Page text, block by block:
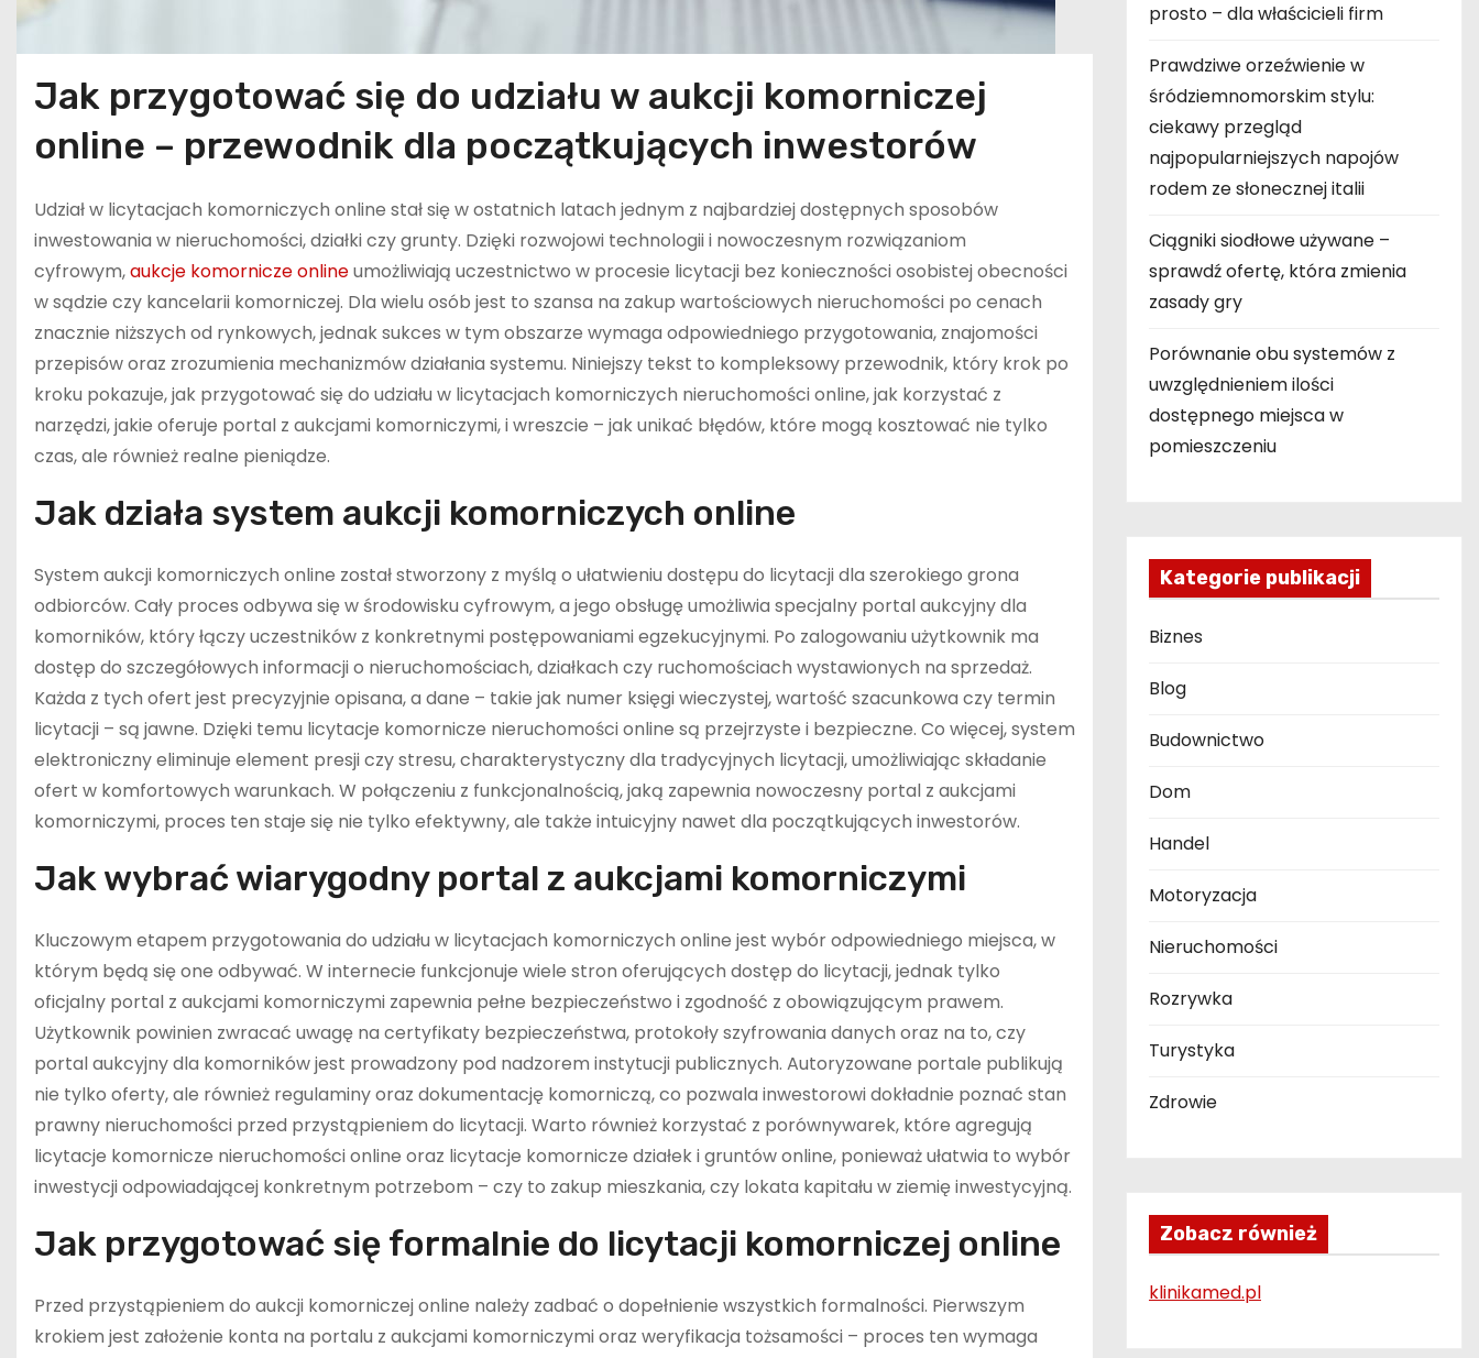
Jak przygotować się do udziału w aukcji komorniczej
online – przewodnik dla początkujących inwestorów
Udział w licytacjach komorniczych online stał się w ostatnich latach jednym z najbardziej dostępnych sposobów
inwestowania w nieruchomości, działki czy grunty. Dzięki rozwojowi technologii i nowoczesnym rozwiązaniom
cyfrowym,aukcje komornicze onlineumożliwiają uczestnictwo w procesie licytacji bez konieczności osobistej obecności
w sądzie czy kancelarii komorniczej. Dla wielu osób jest to szansa na zakup wartościowych nieruchomości po cenach
znacznie niższych od rynkowych, jednak sukces w tym obszarze wymaga odpowiedniego przygotowania, znajomości
przepisów oraz zrozumienia mechanizmów działania systemu. Niniejszy tekst to kompleksowy przewodnik, który krok po
kroku pokazuje, jak przygotować się do udziału w licytacjach komorniczych nieruchomości online, jak korzystać z
narzędzi, jakie oferuje portal z aukcjami komorniczymi, i wreszcie – jak unikać błędów, które mogą kosztować nie tylko
czas, ale również realne pieniądze.
Jak działa system aukcji komorniczych online
System aukcji komorniczych online został stworzony z myślą o ułatwieniu dostępu do licytacji dla szerokiego grona
odbiorców. Cały proces odbywa się w środowisku cyfrowym, a jego obsługę umożliwia specjalny portal aukcyjny dla
komorników, który łączy uczestników z konkretnymi postępowaniami egzekucyjnymi. Po zalogowaniu użytkownik ma
dostęp do szczegółowych informacji o nieruchomościach, działkach czy ruchomościach wystawionych na sprzedaż.
Każda z tych ofert jest precyzyjnie opisana, a dane – takie jak numer księgi wieczystej, wartość szacunkowa czy termin
licytacji – są jawne. Dzięki temu licytacje komornicze nieruchomości online są przejrzyste i bezpieczne. Co więcej, system
elektroniczny eliminuje element presji czy stresu, charakterystyczny dla tradycyjnych licytacji, umożliwiając składanie
ofert w komfortowych warunkach. W połączeniu z funkcjonalnością, jaką zapewnia nowoczesny portal z aukcjami
komorniczymi, proces ten staje się nie tylko efektywny, ale także intuicyjny nawet dla początkujących inwestorów.
Jak wybrać wiarygodny portal z aukcjami komorniczymi
Kluczowym etapem przygotowania do udziału w licytacjach komorniczych online jest wybór odpowiedniego miejsca, w
którym będą się one odbywać. W internecie funkcjonuje wiele stron oferujących dostęp do licytacji, jednak tylko
oficjalny portal z aukcjami komorniczymi zapewnia pełne bezpieczeństwo i zgodność z obowiązującym prawem.
Użytkownik powinien zwracać uwagę na certyfikaty bezpieczeństwa, protokoły szyfrowania danych oraz na to, czy
portal aukcyjny dla komorników jest prowadzony pod nadzorem instytucji publicznych. Autoryzowane portale publikują
nie tylko oferty, ale również regulaminy oraz dokumentację komorniczą, co pozwala inwestorowi dokładnie poznać stan
prawny nieruchomości przed przystąpieniem do licytacji. Warto również korzystać z porównywarek, które agregują
licytacje komornicze nieruchomości online oraz licytacje komornicze działek i gruntów online, ponieważ ułatwia to wybór
inwestycji odpowiadającej konkretnym potrzebom – czy to zakup mieszkania, czy lokata kapitału w ziemię inwestycyjną.
Jak przygotować się formalnie do licytacji komorniczej online
Przed przystąpieniem do aukcji komorniczej online należy zadbać o dopełnienie wszystkich formalności. Pierwszym
krokiem jest założenie konta na portalu z aukcjami komorniczymi oraz weryfikacja tożsamości – proces ten wymaga
prosto – dla właścicieli firm
Prawdziwe orzeźwienie w
śródziemnomorskim stylu:
ciekawy przegląd
najpopularniejszych napojów
rodem ze słonecznej italii
Ciągniki siodłowe używane –
sprawdź ofertę, która zmienia
zasady gry
Porównanie obu systemów z
uwzględnieniem ilości
dostępnego miejsca w
pomieszczeniu
Kategorie publikacji
Biznes
Blog
Budownictwo
Dom
Handel
Motoryzacja
Nieruchomości
Rozrywka
Turystyka
Zdrowie
Zobacz również
klinikamed.pl